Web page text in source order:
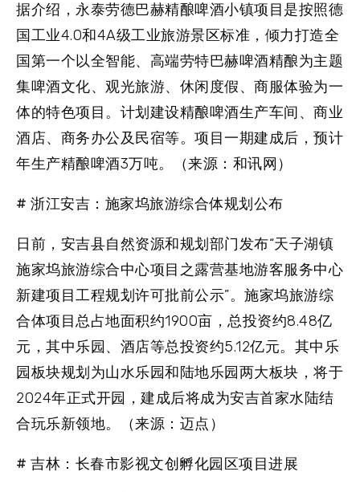
据介绍，永泰劳德巴赫精酿啤酒小镇项目是按照德
国工业4.0和4A级工业旅游景区标准，倾力打造全
国第一个以全智能、高端劳特巴赫啤酒精酿为主题
集啤酒文化、观光旅游、休闲度假、商服体验为一
体的特色项目。计划建设精酿啤酒生产车间、商业
酒店、商务办公及民宿等。项目一期建成后，预计
年生产精酿啤酒3万吨。（来源：和讯网）
# 浙江安吉：施家坞旅游综合体规划公布
日前，安吉县自然资源和规划部门发布“天子湖镇
施家坞旅游综合中心项目之露营基地游客服务中心
新建项目工程规划许可批前公示”。施家坞旅游综
合体项目总占地面积约1900亩，总投资约8.48亿
元，其中乐园、酒店等总投资约5.12亿元。其中乐
园板块规划为山水乐园和陆地乐园两大板块，将于
2024年正式开园，建成后将成为安吉首家水陆结
合玩乐新领地。（来源：迈点）
# 吉林：长春市影视文创孵化园区项目进展